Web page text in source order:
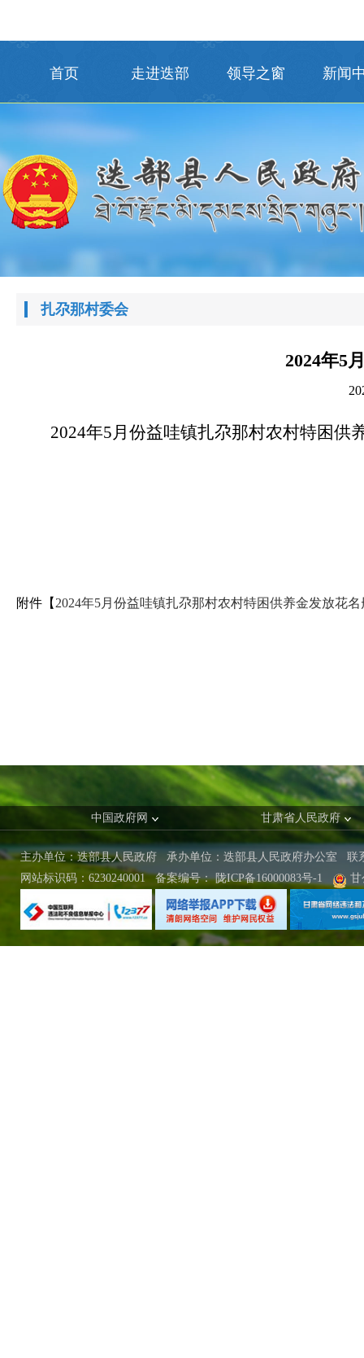
首页 走进迭部 领导之窗 新闻
扎尕那村委会
2024年5
2024年5月份益哇镇扎尕那村农村特困
附件【 2024年5月份益哇镇扎尕那村农村特困供养金发放花名
中国政府网 甘肃省人民政府
主办单位：迭部县人民政府 承办单位：迭部县人民政府办公室 联
网站标识码：6230240001
备案编号： 陇ICP备16000083号-1 甘